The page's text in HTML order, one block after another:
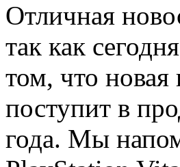
Отличная
так как
том, что
поступит в
года. Мы